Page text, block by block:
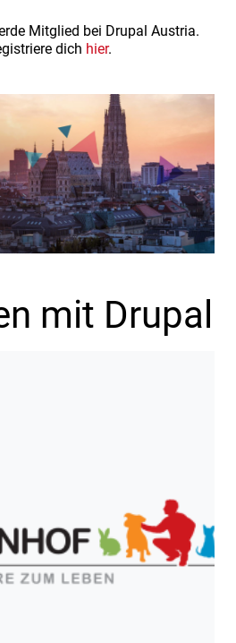
Mitglied bei Drupal Austria.
dich hier.
mit Drupal